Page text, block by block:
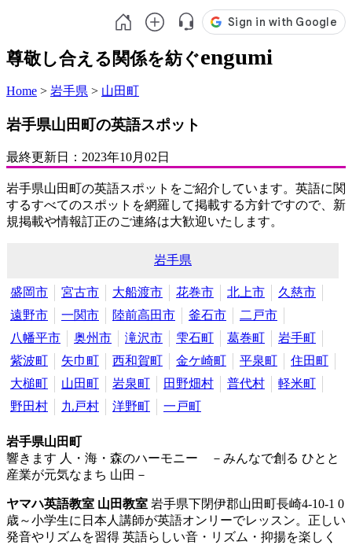
尊敬し合える関係を紡ぐengumi
Home > 岩手県 > 山田町
岩手県山田町の英語スポット
最終更新日： 2023年10月02日
岩手県山田町の英語スポットをご紹介しています。英語に関
するすべてのスポットを網羅して掲載する方針ですので、新
規掲載や情報訂正のご連絡は大歓迎いたします。
岩手県
盛岡市 宮古市 大船渡市 花巻市 北上市
久慈市
遠野市
一関市 陸前高田市 釜石市
二戸市
八幡平市
奥州市 滝沢市 雫石町 葛巻町
岩手町
紫波町
矢巾町 西和賀町 金ケ崎町 平泉町
住田町
大槌町
山田町 岩泉町 田野畑村 普代村
軽米町
野田村
九戸村 洋野町 一戸町
岩手県山田町
響きます 人・海・森のハーモニー －みんなで創る ひとと
産業が元気なまち 山田－
ヤマハ英語教室 山田教室 岩手県下閉伊郡山田町長崎4-10-1 0
歳～小学生に日本人講師が英語オンリーでレッスン。正しい
発音やリズムを習得 英語らしい音・リズム・抑揚を楽しく